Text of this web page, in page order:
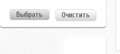
Очистить